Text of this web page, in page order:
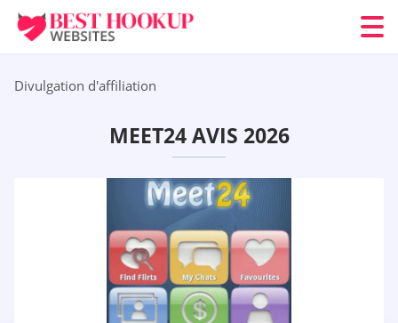
Divulgation d'affiliation
MEET24 AVIS 2026